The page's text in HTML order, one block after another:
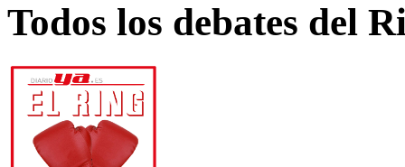
Todos los debates del